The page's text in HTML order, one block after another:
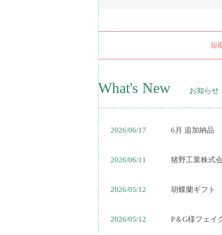
短
What's New お知らせ
2026/06/17 6月 追加納品
2026/06/11 猪野工業株式
2026/05/12 胡蝶蘭ギフト
2026/05/12 P＆G様フェイ